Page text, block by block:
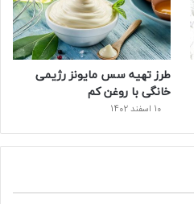
طرز تهیه سس مایونز رژیمی
خانگی با روغن کم
10 اسفند 1402